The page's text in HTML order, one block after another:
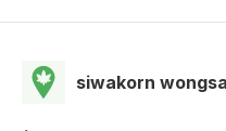
siwakorn